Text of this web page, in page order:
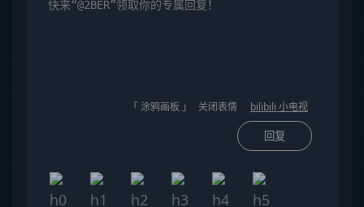
「 涂鸦画板 」 关闭表情 bilibili 小电视
回复